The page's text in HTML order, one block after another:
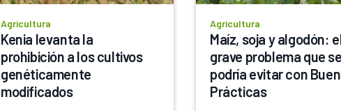
Agricultura
Kenia levanta la
prohibición a los cultivos
genéticamente
modificados
Agricultura
Maíz, soja y algodón:
grave problema que
podría evitar con
Prácticas